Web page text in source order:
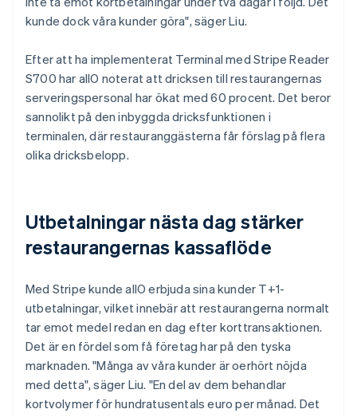
kunde dock våra kunder göra", säger Liu.
Efter att ha implementerat Terminal med Stripe Reader
S700 har allO noterat att dricksen till restaurangernas
serveringspersonal har ökat med 60 procent. Det beror
sannolikt på den inbyggda dricksfunktionen i
terminalen, där restauranggästerna får förslag på flera
olika dricksbelopp.
Utbetalningar nästa dag stärker
restaurangernas kassaflöde
Med Stripe kunde allO erbjuda sina kunder T+1-
utbetalningar, vilket innebär att restaurangerna normalt
tar emot medel redan en dag efter korttransaktionen.
Det är en fördel som få företag har på den tyska
marknaden. "Många av våra kunder är oerhört nöjda
med detta", säger Liu. "En del av dem behandlar
kortvolymer för hundratusentals euro per månad. Det